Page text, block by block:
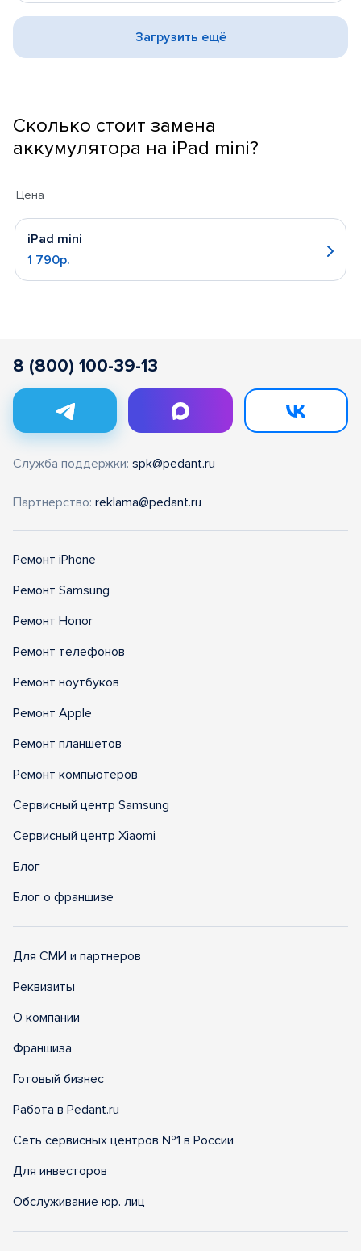
Загрузить ещё
Сколько стоит замена
аккумулятора на iPad mini?
Цена
iPad mini
1 790р.
8 (800) 100-39-13
Служба поддержки: spk@pedant.ru
Партнерство: reklama@pedant.ru
Ремонт iPhone
Ремонт Samsung
Ремонт Honor
Ремонт телефонов
Ремонт ноутбуков
Ремонт Apple
Ремонт планшетов
Ремонт компьютеров
Сервисный центр Samsung
Сервисный центр Xiaomi
Блог
Блог о франшизе
Для СМИ и партнеров
Реквизиты
О компании
Франшиза
Готовый бизнес
Работа в Pedant.ru
Сеть сервисных центров №1 в России
Для инвесторов
Обслуживание юр. лиц